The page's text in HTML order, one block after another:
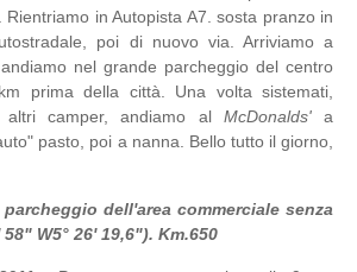
in Autopista A7. sosta pranzo in
poi di nuovo via. Arriviamo a
nel grande parcheggio del centro
prima della città. Una volta sistemati,
camper, andiamo al McDonalds'a
pasto, poi a nanna. Bello tutto il giorno,
dell'area commerciale senza
W5° 26' 19,6"). Km.650